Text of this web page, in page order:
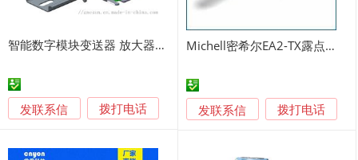
智能数字模块变送器 放大器GNS-T800
发联系信 拨打电话
Michell密希尔EA2-TX露点变送器
发联系信 拨打电话